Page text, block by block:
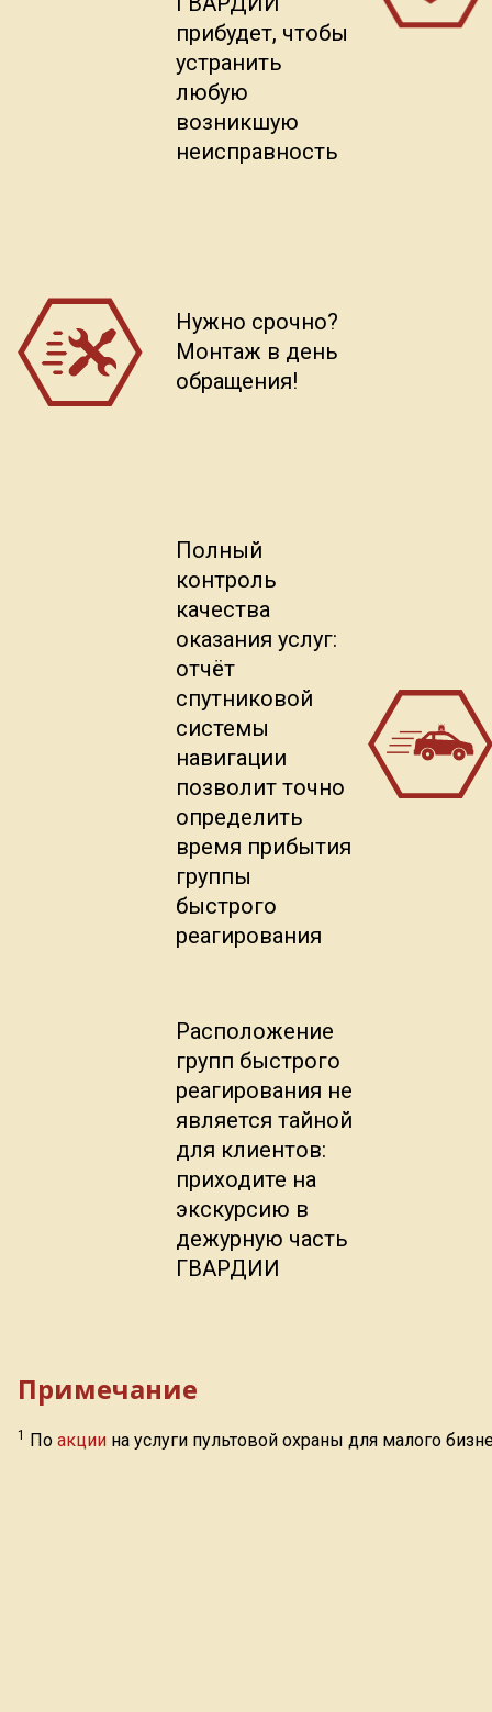
прибудет, чтобы
устранить
любую
возникшую
неисправность
Нужно срочно?
Монтаж в день
обращения!
Полный
контроль
качества
оказания услуг:
отчёт
спутниковой
системы
навигации
позволит точно
определить
время прибытия
группы
быстрого
реагирования
Расположение
групп быстрого
реагирования не
является тайной
для клиентов:
приходите на
экскурсию в
дежурную часть
ГВАРДИИ
Примечание
1 По акции на услуги пультовой охраны для малого